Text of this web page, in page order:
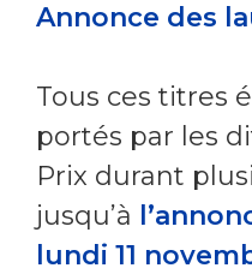
Annonce des
Tous ces titres
portés par les
Prix durant
jusqu’à
lundi 11